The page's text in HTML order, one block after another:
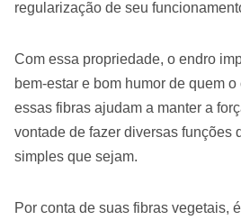
regularização de seu
Com essa propriedade, o endro
bem-estar e bom humor de quem
essas fibras ajudam a manter a
vontade de fazer diversas funções
simples que sejam.
Por conta de suas fibras vegetais,